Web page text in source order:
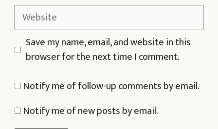
Website
Save my name, email, and website in this
browser for the next time I comment.
Notify me of follow-up comments by email.
Notify me of new posts by email.